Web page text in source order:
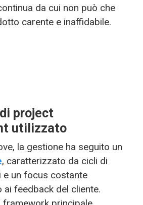
da cui non può che
carente e inaffidabile.
project
utilizzato
la gestione ha seguito un
, caratterizzato da cicli di
e un focus costante
ai feedback del cliente.